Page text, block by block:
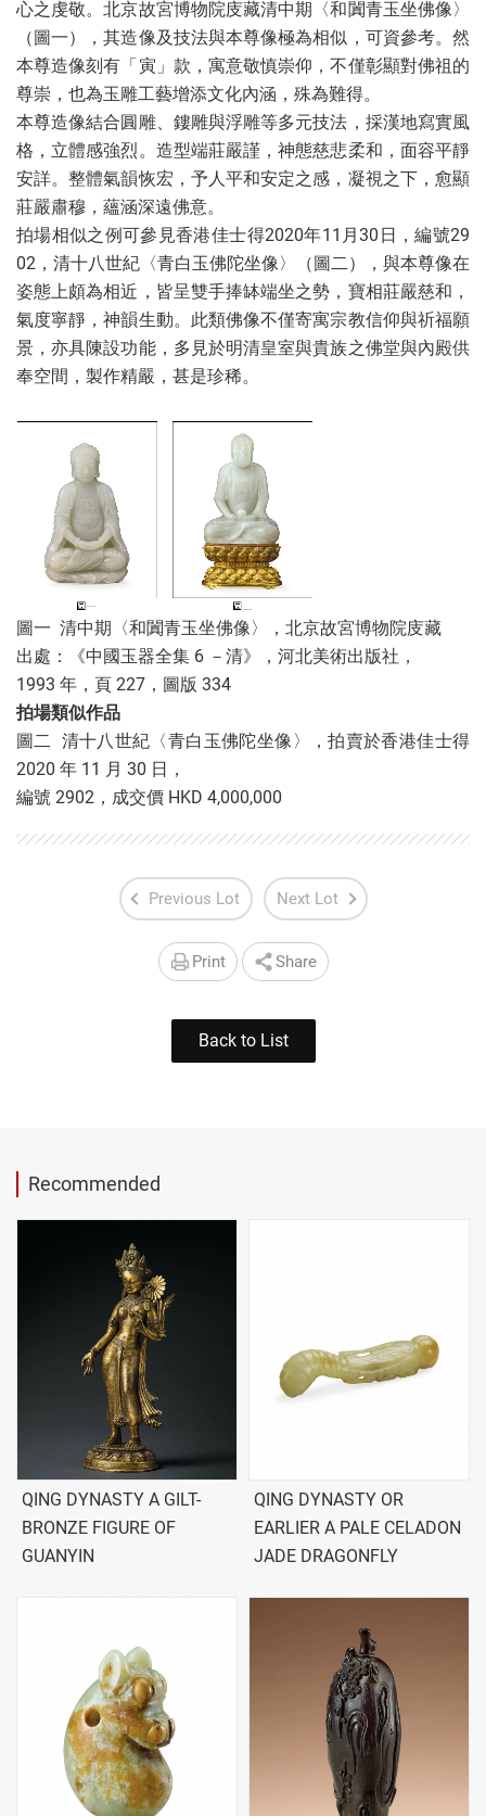
心之虔敬。北京故宮博物院庋藏清中期〈和闐青玉坐佛像〉
（圖一），其造像及技法與本尊像極為相似，可資參考。然
本尊造像刻有「寅」款，寓意敬慎崇仰，不僅彰顯對佛祖的
尊崇，也為玉雕工藝增添文化內涵，殊為難得。
本尊造像結合圓雕、鏤雕與浮雕等多元技法，採漢地寫實風
格，立體感強烈。造型端莊嚴謹，神態慈悲柔和，面容平靜
安詳。整體氣韻恢宏，予人平和安定之感，凝視之下，愈顯
莊嚴肅穆，蘊涵深遠佛意。
拍場相似之例可參見香港佳士得2020年11月30日，編號29
02，清十八世紀〈青白玉佛陀坐像〉（圖二），與本尊像在
姿態上頗為相近，皆呈雙手捧缽端坐之勢，寶相莊嚴慈和，
氣度寧靜，神韻生動。此類佛像不僅寄寓宗教信仰與祈福願
景，亦具陳設功能，多見於明清皇室與貴族之佛堂與內殿供
奉空間，製作精嚴，甚是珍稀。
圖一 清中期〈和闐青玉坐佛像〉，北京故宮博物院庋藏
出處：《中國玉器全集 6 －清》，河北美術出版社，
1993 年，頁 227，圖版 334
拍場類似作品
圖二 清十八世紀〈青白玉佛陀坐像〉，拍賣於香港佳士得
2020 年 11 月 30 日，
編號 2902，成交價 HKD 4,000,000
Previous Lot Next Lot
Print Share
Back to List
Recommended
QING DYNASTY A GILT-
BRONZE FIGURE OF
GUANYIN
QING DYNASTY OR
EARLIER A PALE CELADON
JADE DRAGONFLY